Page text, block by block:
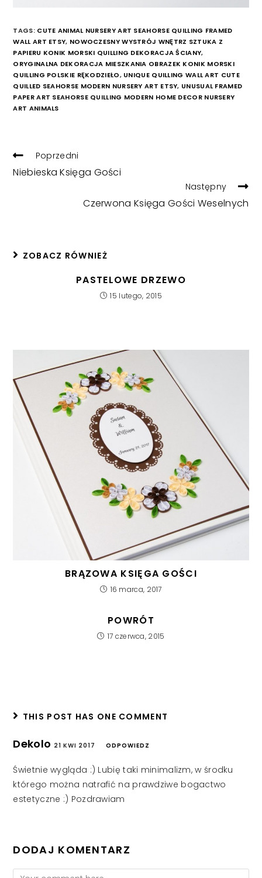
TAGS: CUTE ANIMAL NURSERY ART SEAHORSE QUILLING FRAMED
WALL ART ETSY, NOWOCZESNY WYSTRÓJ WNĘTRZ SZTUKA Z
PAPIERU KONIK MORSKI QUILLING DEKORACJA ŚCIANY,
ORYGINALNA DEKORACJA MIESZKANIA OBRAZEK KONIK MORSKI
QUILLING POLSKIE RĘKODZIEŁO, UNIQUE QUILLING WALL ART CUTE
QUILLED SEAHORSE MODERN NURSERY ART ETSY, UNUSUAL FRAMED
PAPER ART SEAHORSE QUILLING MODERN HOME DECOR NURSERY
ART ANIMALS
READ
MORE
ARTICLES
Poprzedni
Niebieska Księga Gości
Następny
Czerwona Księga Gości Weselnych
ZOBACZ RÓWNIEŻ
PASTELOWE DRZEWO
15 lutego, 2015
BRĄZOWA KSIĘGA GOŚCI
16 marca, 2017
POWRÓT
17 czerwca, 2015
THIS POST HAS ONE COMMENT
Dekolo 21 KWI 2017 ODPOWIEDZ
Świetnie wygląda :) Lubię taki minimalizm, w środku
którego można natrafić na prawdziwe bogactwo
estetyczne :) Pozdrawiam
DODAJ KOMENTARZ
Comment